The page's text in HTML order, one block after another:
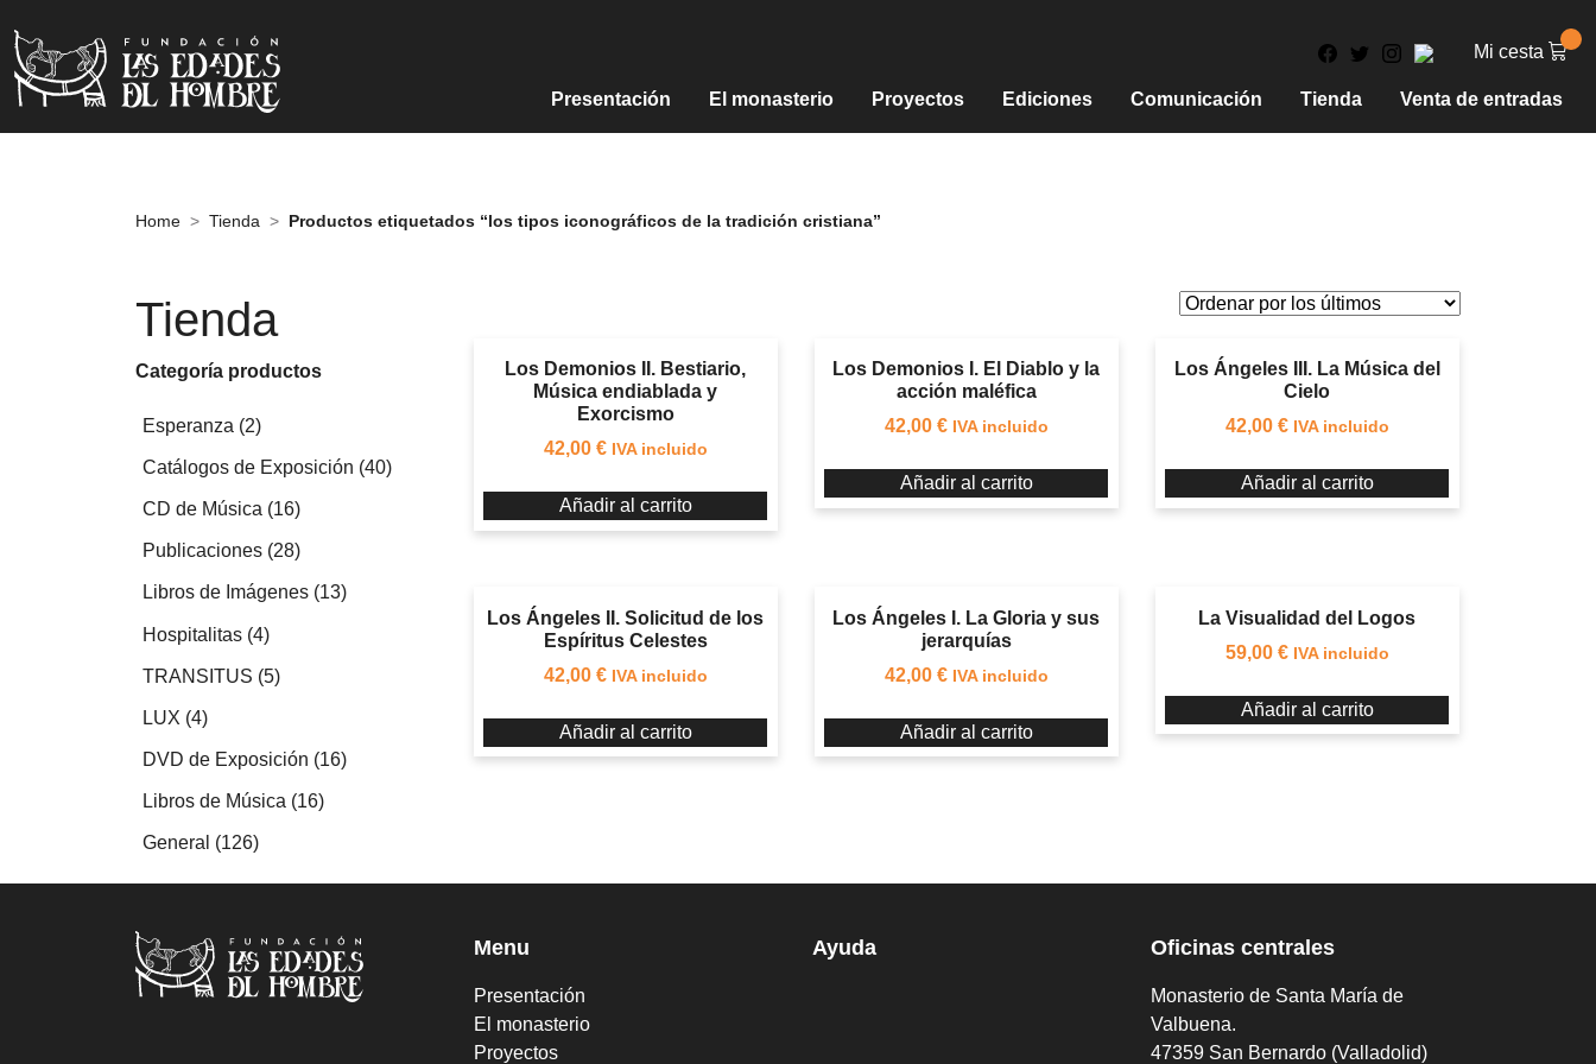
Mi cesta
Presentación El monasterio Proyectos Ediciones Comunicación Tienda Venta de entradas
Home Tienda Productos etiquetados “los tipos iconográficos de la tradición cristiana”
Tienda
Categoría productos
Esperanza 22
Catálogos de Exposición 4040
CD de Música 1616
Publicaciones 2828
Libros de Imágenes 1313
Hospitalitas 44
TRANSITUS 55
LUX 44
DVD de Exposición 1616
Libros de Música 1616
General 126126
Los Demonios II. Bestiario,
Música endiablada y
Exorcismo
42,00 € IVA incluido
Añadir al carrito
Los Demonios I. El Diablo y la
acción maléfica
42,00 € IVA incluido
Añadir al carrito
Los Ángeles III. La Música del
Cielo
42,00 € IVA incluido
Añadir al carrito
Los Ángeles II. Solicitud de los
Espíritus Celestes
42,00 € IVA incluido
Añadir al carrito
Los Ángeles I. La Gloria y sus
jerarquías
42,00 € IVA incluido
Añadir al carrito
La Visualidad del Logos
59,00 € IVA incluido
Añadir al carrito
Menu
Presentación
El monasterio
Proyectos
Ayuda Oficinas centrales
Monasterio de Santa María de
Valbuena.
47359 San Bernardo (Valladolid)